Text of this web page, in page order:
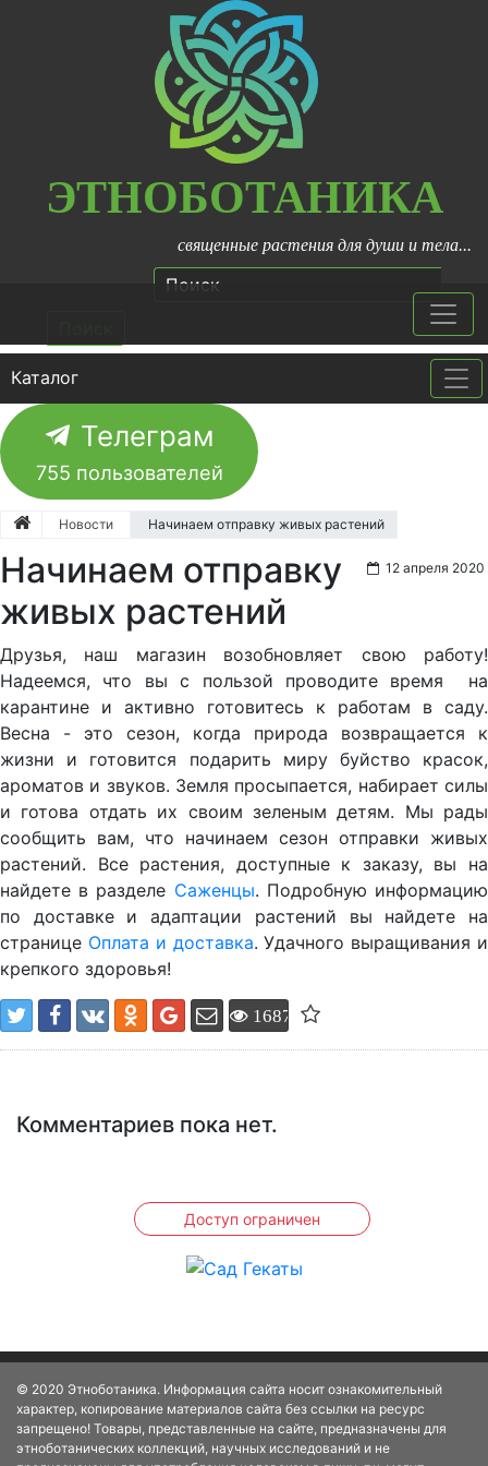
ЭТНОБОТАНИКА
священные растения для души и тела...
Каталог
Телеграм
755 пользователей
Новости Начинаем отправку живых растений
12 апреля 2020
Начинаем отправку
живых растений
Друзья, наш магазин возобновляет свою работу!
Надеемся, что вы с пользой проводите время на
карантине и активно готовитесь к работам в саду.
Весна - это сезон, когда природа возвращается к
жизни и готовится подарить миру буйство красок,
ароматов и звуков. Земля просыпается, набирает силы
и готова отдать их своим зеленым детям. Мы рады
сообщить вам, что начинаем сезон отправки живых
растений. Все растения, доступные к заказу, вы на
найдете в разделе Саженцы. Подробную информацию
по доставке и адаптации растений вы найдете на
странице Оплата и доставка. Удачного выращивания и
крепкого здоровья!
1687
Комментариев пока нет.
Доступ ограничен
© 2020 Этноботаника. Информация сайта носит ознакомительный
характер, копирование материалов сайта без ссылки на ресурс
запрещено! Товары, представленные на сайте, предназначены для
этноботанических коллекций, научных исследований и не